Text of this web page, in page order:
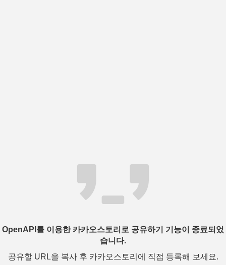
OpenAPI를 이용한 카카오스토리로 공유하기 기능이 종료되었
습니다.
공유할 URL을 복사 후 카카오스토리에 직접 등록해 보세요.